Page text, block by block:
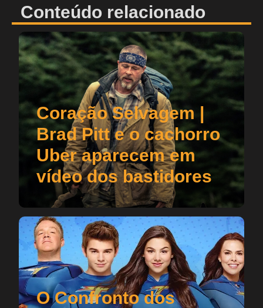
Conteúdo relacionado
Coração Selvagem |
Brad Pitt e o cachorro
Uber aparecem em
vídeo dos bastidores
O Confronto dos